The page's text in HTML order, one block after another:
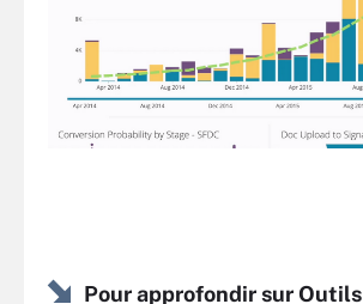
Pour approfondir sur Outils